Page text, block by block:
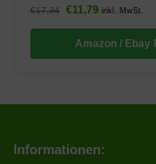
€17,34 €11,79 inkl. MwSt.
Amazon / Ebay
Informationen: